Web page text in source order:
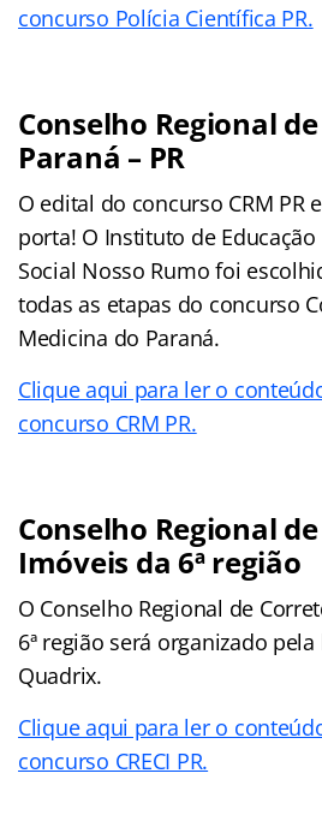
concurso Polícia Científica PR.
Conselho Regional
Paraná – PR
O edital do concurso CRM PR
porta! O Instituto de
Social Nosso Rumo foi
todas as etapas do concurso
Medicina do Paraná.
Clique aqui para ler o
concurso CRM PR.
Conselho Regional
Imóveis da 6ª região
O Conselho Regional de
6ª região será organizado
Quadrix.
Clique aqui para ler o
concurso CRECI PR.